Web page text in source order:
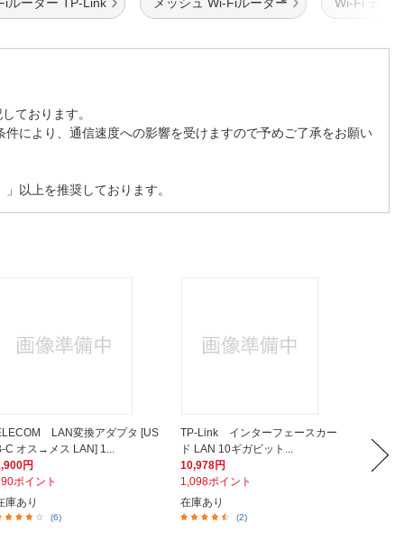
ております。
により、通信速度への影響を受けますので予めご了承をお願い
以上を推奨しております。
LAN変換アダプタ [US
C オス→メス LAN] 1...
円
ポイント
庫あり
(6)
TP-Link インターフェースカー
ド LAN 10ギガビット...
10,978円
1,098ポイント
在庫あり
(2)
B-C
1,900円